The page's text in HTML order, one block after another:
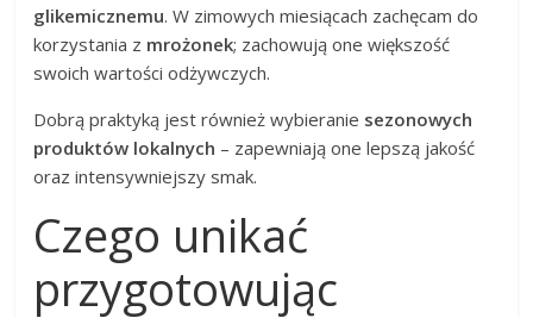
glikemicznemu. W zimowych miesiącach zachęcam do
korzystania z mrożonek; zachowują one większość
swoich wartości odżywczych.
Dobrą praktyką jest również wybieranie sezonowych
produktów lokalnych – zapewniają one lepszą jakość
oraz intensywniejszy smak.
Czego unikać
przygotowując